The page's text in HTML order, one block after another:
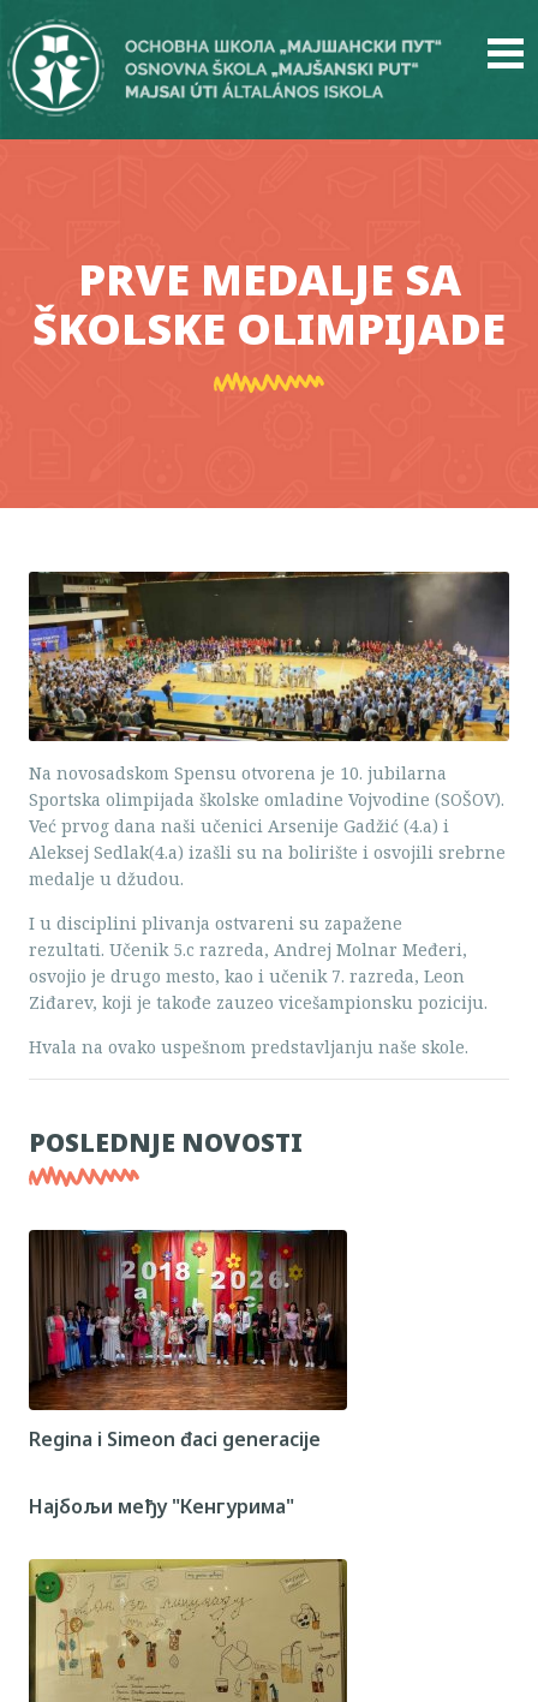
main
content
PRVE MEDALJE SA
ŠKOLSKE OLIMPIJADE
Na novosadskom Spensu otvorena je 10. jubilarna
Sportska olimpijada školske omladine Vojvodine (SOŠOV).
Već prvog dana naši učenici Arsenije Gadžić (4.a) i
Aleksej Sedlak(4.a) izašli su na bolirište i osvojili srebrne
medalje u džudou.
I u disciplini plivanja ostvareni su zapažene
rezultati. Učenik 5.c razreda, Andrej Molnar Međeri,
osvojio je drugo mesto, kao i učenik 7. razreda, Leon
Ziđarev, koji je takođe zauzeo vicešampionsku poziciju.
Hvala na ovako uspešnom predstavljanju naše skole.
POSLEDNJE NOVOSTI
Regina i Simeon đaci generacije
Најбољи међу "Кенгурима"